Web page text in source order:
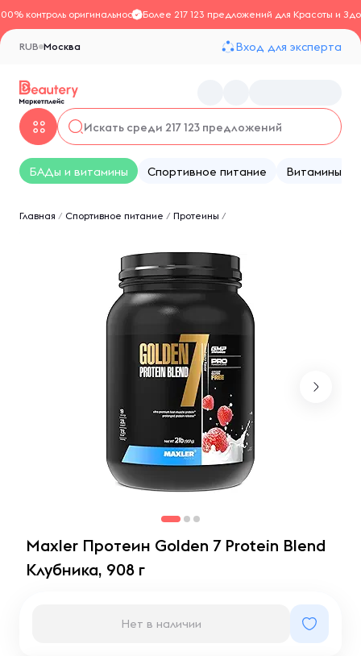
контроль оригинальностиБолее 217 123 предложений для Красоты и
Москва
RUB Вход для эксперта
БАДы и витамины Спортивное питание Витамины
Главная / Спортивное питание / Протеины /
Maxler Протеин Golden 7 Protein Blend
Клубника, 908 г
Нет в наличии